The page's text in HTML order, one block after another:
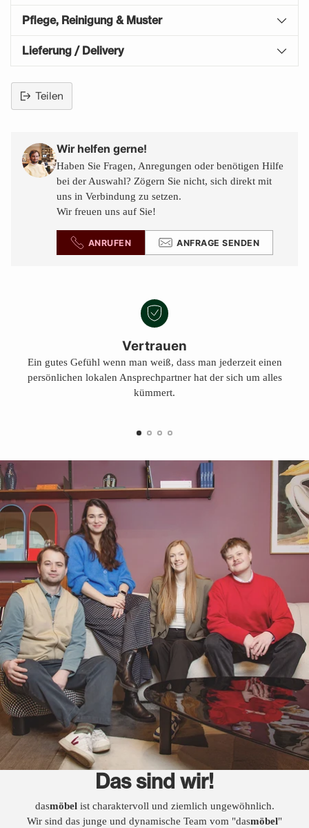
Pflege, Reinigung & Muster
Lieferung / Delivery
Teilen
den
Warenkorb
legen
Wir helfen gerne!
Haben Sie Fragen, Anregungen oder benötigen Hilfe
bei der Auswahl? Zögern Sie nicht, sich direkt mit
uns in Verbindung zu setzen.
Wir freuen uns auf Sie!
ANRUFEN ANFRAGE SENDEN
Vertrauen
Ein gutes Gefühl wenn man weiß, dass man jederzeit einen
persönlichen lokalen Ansprechpartner hat der sich um alles
kümmert.
Das sind wir!
dasmöbelist charaktervoll und ziemlich ungewöhnlich.
Wir sind das junge und dynamische Team vom "dasmöbel"